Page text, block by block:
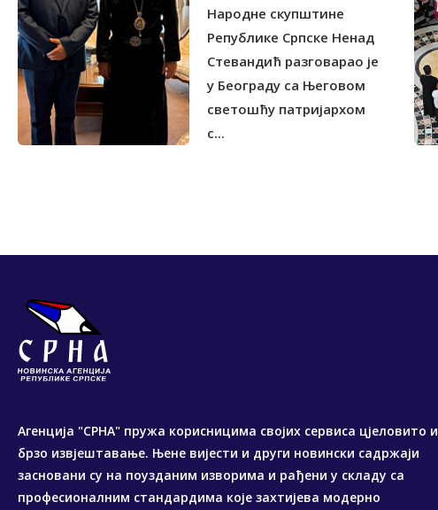
Народне скупштине
Републике Српске Ненад
Стевандић разговарао је
у Београду са Његовом
светошћу патријархом
с...
Агенција "СРНА" пружа корисницима својих сервиса цјеловито и
брзо извјештавање. Њене вијести и други новински садржаји
засновани су на поузданим изворима и рађени у складу са
професионалним стандардима које захтијева модерно